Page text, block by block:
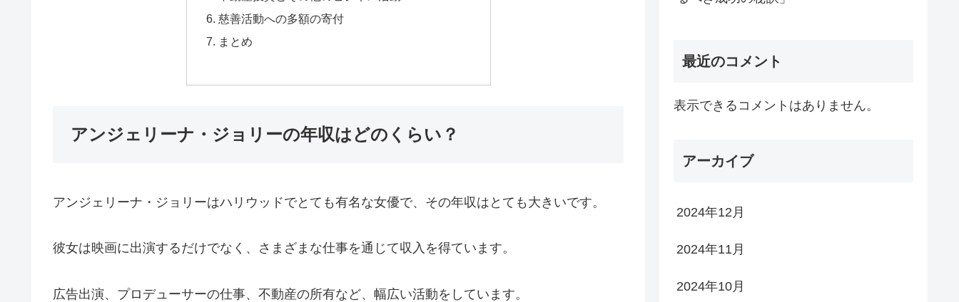
慈善活動への多額の寄付
まとめ
アンジェリーナ・ジョリーの年収はどのくらい？
アンジェリーナ・ジョリーはハリウッドでとても有名な女優で、その年収はとても大きいです。
彼女は映画に出演するだけでなく、さまざまな仕事を通じて収入を得ています。
広告出演、プロデューサーの仕事、不動産の所有など、幅広い活動をしています。
最近のコメント
表示できるコメントはありません。
アーカイブ
2024年12月
2024年11月
2024年10月